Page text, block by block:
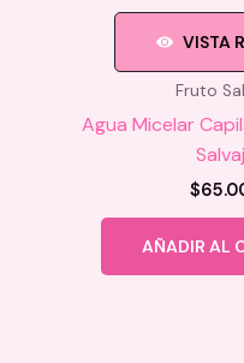
VISTA
Fruto
Agua Micelar
$
AÑADIR AL